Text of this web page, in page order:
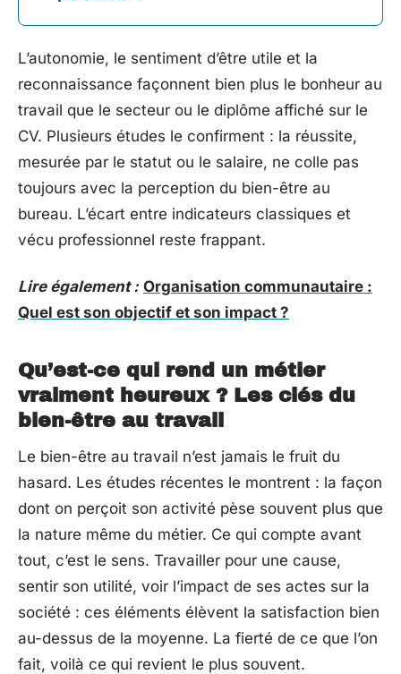
L’autonomie, le sentiment d’être utile et la
reconnaissance façonnent bien plus le bonheur au
travail que le secteur ou le diplôme affiché sur le
CV. Plusieurs études le confirment : la réussite,
mesurée par le statut ou le salaire, ne colle pas
toujours avec la perception du bien-être au
bureau. L’écart entre indicateurs classiques et
vécu professionnel reste frappant.
Lire également : Organisation communautaire :
Quel est son objectif et son impact ?
Qu’est-ce qui rend un métier
vraiment heureux ? Les clés du
bien-être au travail
Le bien-être au travail n’est jamais le fruit du
hasard. Les études récentes le montrent : la façon
dont on perçoit son activité pèse souvent plus que
la nature même du métier. Ce qui compte avant
tout, c’est le sens. Travailler pour une cause,
sentir son utilité, voir l’impact de ses actes sur la
société : ces éléments élèvent la satisfaction bien
au-dessus de la moyenne. La fierté de ce que l’on
fait, voilà ce qui revient le plus souvent.